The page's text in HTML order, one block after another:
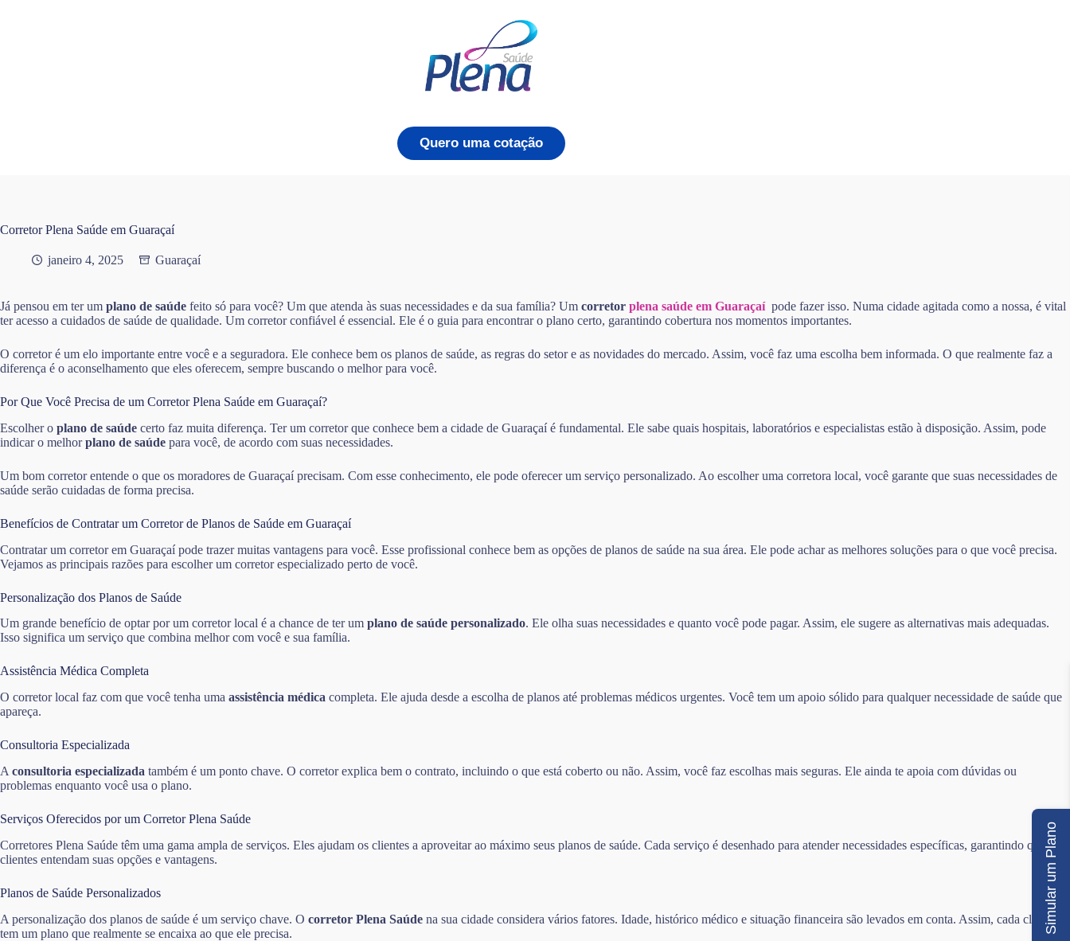
Quero uma cotação
Corretor Plena Saúde em Guaraçaí
janeiro 4, 2025 Guaraçaí
Já pensou em ter um plano de saúde feito só para você? Um que atenda às suas necessidades e da sua família? Um corretor plena saúde em Guaraçaí pode fazer isso. Numa cidade agitada como a nossa, é vital
ter acesso a cuidados de saúde de qualidade. Um corretor confiável é essencial. Ele é o guia para encontrar o plano certo, garantindo cobertura nos momentos importantes.
O corretor é um elo importante entre você e a seguradora. Ele conhece bem os planos de saúde, as regras do setor e as novidades do mercado. Assim, você faz uma escolha bem informada. O que realmente faz a
diferença é o aconselhamento que eles oferecem, sempre buscando o melhor para você.
Por Que Você Precisa de um Corretor Plena Saúde em Guaraçaí?
Escolher o plano de saúde certo faz muita diferença. Ter um corretor que conhece bem a cidade de Guaraçaí é fundamental. Ele sabe quais hospitais, laboratórios e especialistas estão à disposição. Assim, pode
indicar o melhorplano de saúde para você, de acordo com suas necessidades.
Um bom corretor entende o que os moradores de Guaraçaí precisam. Com esse conhecimento, ele pode oferecer um serviço personalizado. Ao escolher uma corretora local, você garante que suas necessidades de
saúde serão cuidadas de forma precisa.
Benefícios de Contratar um Corretor de Planos de Saúde em Guaraçaí
Contratar um corretor em Guaraçaí pode trazer muitas vantagens para você. Esse profissional conhece bem as opções de planos de saúde na sua área. Ele pode achar as melhores soluções para o que você precisa.
Vejamos as principais razões para escolher um corretor especializado perto de você.
Personalização dos Planos de Saúde
Um grande benefício de optar por um corretor local é a chance de ter um plano de saúde personalizado. Ele olha suas necessidades e quanto você pode pagar. Assim, ele sugere as alternativas mais adequadas.
Isso significa um serviço que combina melhor com você e sua família.
Assistência Médica Completa
O corretor local faz com que você tenha uma assistência médica completa. Ele ajuda desde a escolha de planos até problemas médicos urgentes. Você tem um apoio sólido para qualquer necessidade de saúde que
apareça.
Consultoria Especializada
A consultoria especializada também é um ponto chave. O corretor explica bem o contrato, incluindo o que está coberto ou não. Assim, você faz escolhas mais seguras. Ele ainda te apoia com dúvidas ou
problemas enquanto você usa o plano.
Serviços Oferecidos por um Corretor Plena Saúde
Corretores Plena Saúde têm uma gama ampla de serviços. Eles ajudam os clientes a aproveitar ao máximo seus planos de saúde. Cada serviço é desenhado para atender necessidades específicas, garantindo que os
clientes entendam suas opções e vantagens.
Planos de Saúde Personalizados
A personalização dos planos de saúde é um serviço chave. O corretor Plena Saúde na sua cidade considera vários fatores. Idade, histórico médico e situação financeira são levados em conta. Assim, cada cliente
tem um plano que realmente se encaixa ao que ele precisa.
Simular um Plano